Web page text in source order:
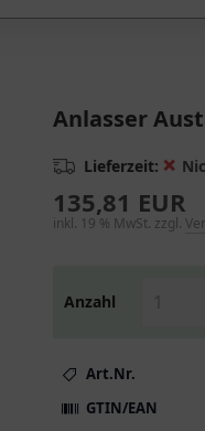
Anlasser
Lieferzeit: ❌
135,81 EUR
inkl. 19 % MwSt. zzgl.
Anzahl
Art.Nr.
GTIN/EAN